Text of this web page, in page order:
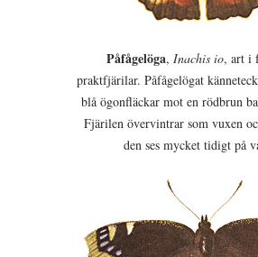
Påfågelöga, Inachis io, art i
praktfjärilar. Påfågelögat
blå ögonfläckar mot en rödbrun
Fjärilen övervintrar som vuxen
den ses mycket tidigt på